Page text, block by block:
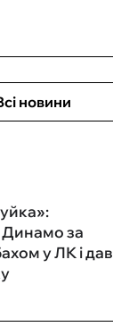
новини
за
у ЛК і дав